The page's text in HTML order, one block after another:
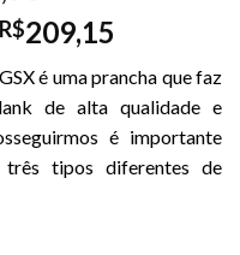
R$209,15
é uma prancha que faz
de alta qualidade e
é importante
tipos diferentes de